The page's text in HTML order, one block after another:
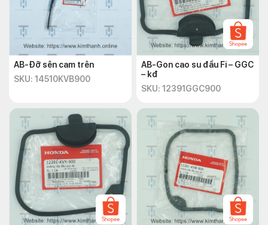
AB-Đỡ sên cam trên
SKU: 14510KVB900
AB-Gon cao su đầu Fi – GGC
– kđ
SKU: 12391GGC900